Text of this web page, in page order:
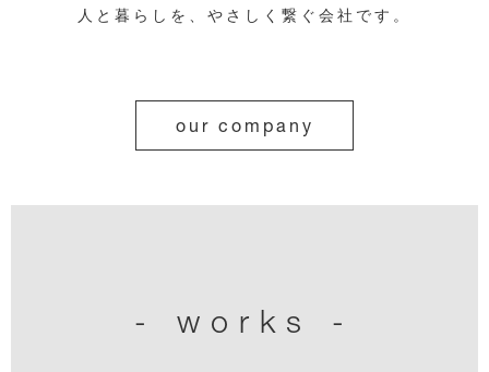
人と暮らしを、やさしく繋ぐ会社です。
our company
- works -